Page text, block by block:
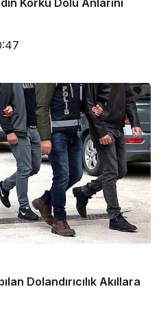
Korku Dolu Anlarını
Dolandırıcılık Akıllara